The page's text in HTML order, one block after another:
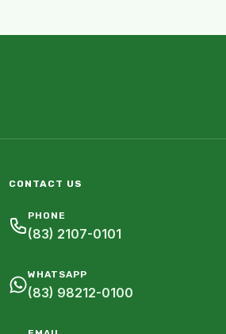
CONTACT US
PHONE
(83) 2107-0101
WHATSAPP
(83) 98212-0100